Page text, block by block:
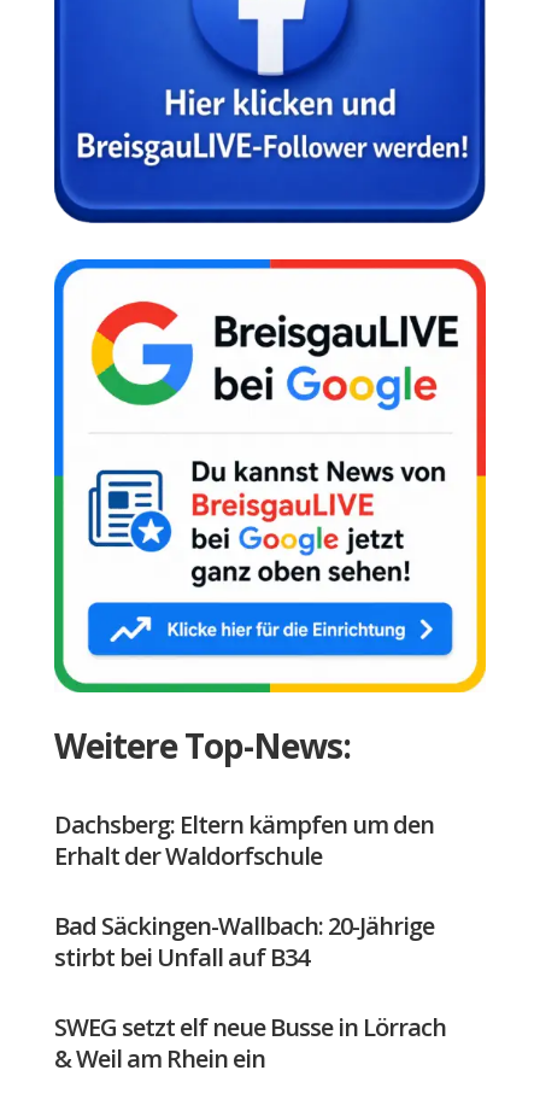
Weitere Top-News:
Dachsberg: Eltern kämpfen um den
Erhalt der Waldorfschule
Bad Säckingen-Wallbach: 20-Jährige
stirbt bei Unfall auf B34
SWEG setzt elf neue Busse in Lörrach
& Weil am Rhein ein